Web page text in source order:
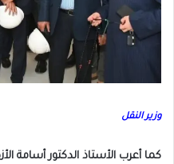
وزير النقل
كما أعرب الأستاذ الدكتور أسامة